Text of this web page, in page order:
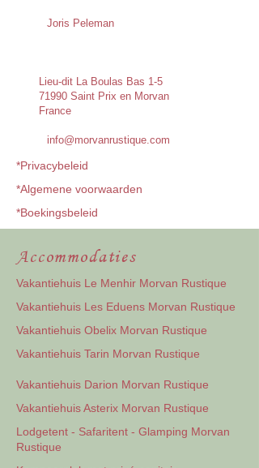
Joris Peleman
Lieu-dit La Boulas Bas 1-5
71990 Saint Prix en Morvan
France
info@morvanrustique.com
*Privacybeleid
*Algemene voorwaarden
*Boekingsbeleid
Accommodaties
Vakantiehuis Le Menhir Morvan Rustique
Vakantiehuis Les Eduens Morvan Rustique
Vakantiehuis Obelix Morvan Rustique
Vakantiehuis Tarin Morvan Rustique
Vakantiehuis Darion Morvan Rustique
Vakantiehuis Asterix Morvan Rustique
Lodgetent - Safaritent - Glamping Morvan
Rustique